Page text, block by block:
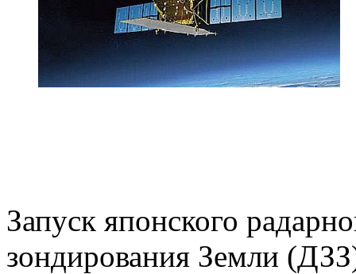
Запуск японского
зондирования Земли